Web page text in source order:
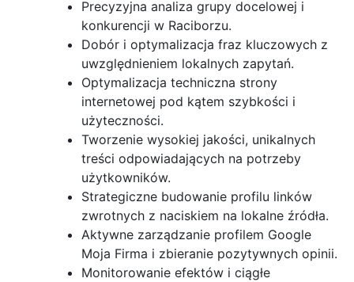
Precyzyjna analiza grupy docelowej i
konkurencji w Raciborzu.
Dobór i optymalizacja fraz kluczowych z
uwzględnieniem lokalnych zapytań.
Optymalizacja techniczna strony
internetowej pod kątem szybkości i
użyteczności.
Tworzenie wysokiej jakości, unikalnych
treści odpowiadających na potrzeby
użytkowników.
Strategiczne budowanie profilu linków
zwrotnych z naciskiem na lokalne źródła.
Aktywne zarządzanie profilem Google
Moja Firma i zbieranie pozytywnych opinii.
Monitorowanie efektów i ciągłe